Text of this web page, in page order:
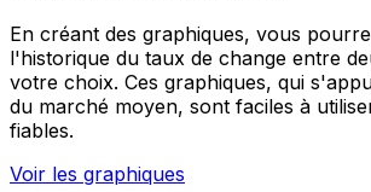
En créant des graphiques, vous
l'historique du taux de change entre
votre choix. Ces graphiques, qui
du marché moyen, sont faciles à
fiables.
Voir les graphiques